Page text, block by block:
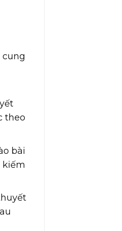
cung
theo
bài
kiếm